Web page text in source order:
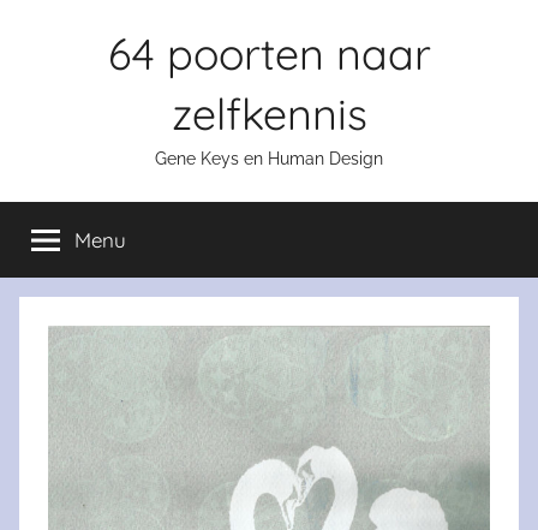
64 poorten naar
zelfkennis
Gene Keys en Human Design
Menu